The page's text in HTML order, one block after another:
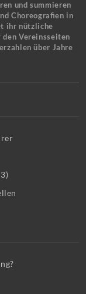
und summieren
Choreografien in
ihr nützliche
Vereinsseiten
über Jahre